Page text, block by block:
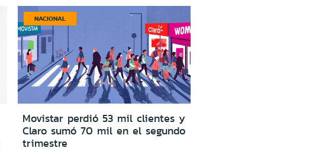
NACIONAL
Movistar perdió 53 mil clientes y
Claro sumó 70 mil en el segundo
trimestre